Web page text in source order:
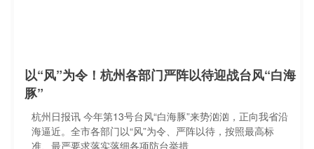
以“风”为令！杭州各部门严阵以待迎战台风“白海
豚”
杭州日报讯 今年第13号台风“白海豚”来势汹汹，正向我省沿
海逼近。全市各部门以“风”为令、严阵以待，按照最高标
准、最严要求落实落细各项防台举措